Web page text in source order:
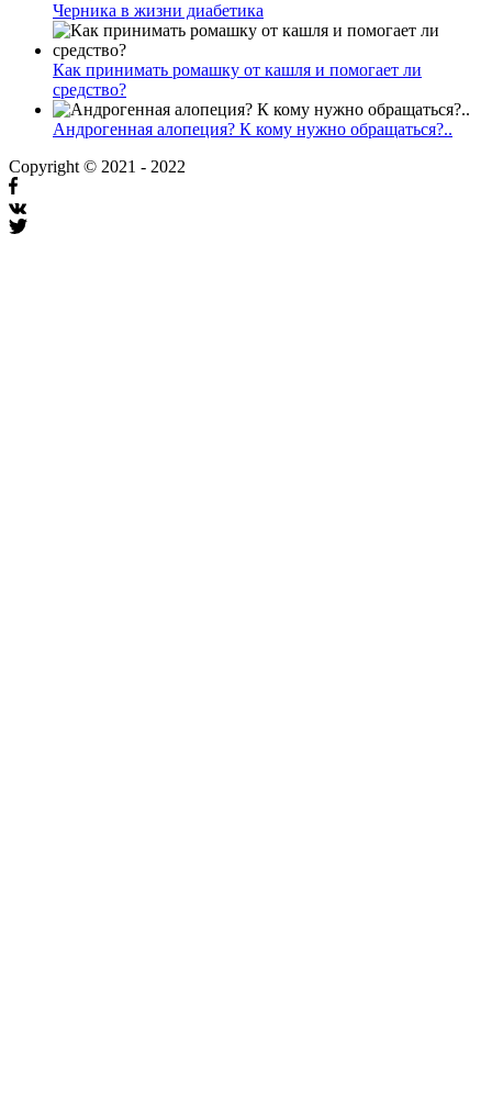
Черника в жизни диабетика
Как принимать ромашку от кашля и помогает ли
средство?
Андрогенная алопеция? К кому нужно обращаться?..
Copyright © 2021 - 2022